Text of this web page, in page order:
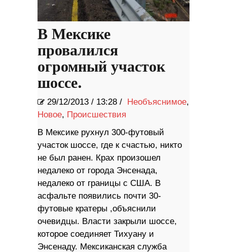
В Мексике
провалился
огромный участок
шоссе.
29/12/2013 / 13:28 / Необъяснимое,
Новое, Происшествия
В Мексике рухнул 300-футовый
участок шоссе, где к счастью, никто
не был ранен. Крах произошел
недалеко от города Энсенада,
недалеко от границы с США. В
асфальте появились почти 30-
футовые кратеры ,объяснили
очевидцы. Власти закрыли шоссе,
которое соединяет Тихуану и
Энсенаду. Мексиканская служба